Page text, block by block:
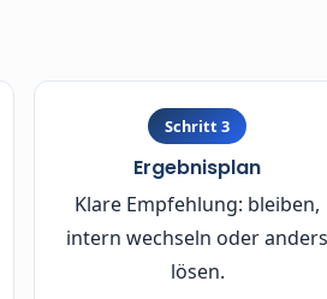
Schritt 3
Ergebnisplan
Klare Empfehlung: bleiben,
intern wechseln oder anders
lösen.